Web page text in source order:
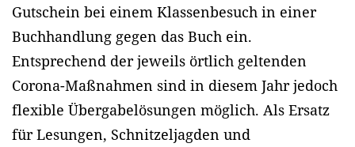
Gutschein bei einem Klassenbesuch in einer
Buchhandlung gegen das Buch ein.
Entsprechend der jeweils örtlich geltenden
Corona-Maßnahmen sind in diesem Jahr jedoch
flexible Übergabelösungen möglich. Als Ersatz
für Lesungen, Schnitzeljagden und